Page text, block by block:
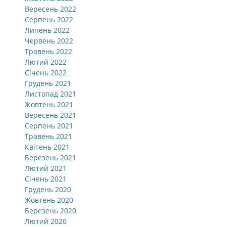
Вересень 2022
Серпень 2022
Липень 2022
Червень 2022
Травень 2022
Лютий 2022
Січень 2022
Грудень 2021
Листопад 2021
Жовтень 2021
Вересень 2021
Серпень 2021
Травень 2021
Квітень 2021
Березень 2021
Лютий 2021
Січень 2021
Грудень 2020
Жовтень 2020
Березень 2020
Лютий 2020